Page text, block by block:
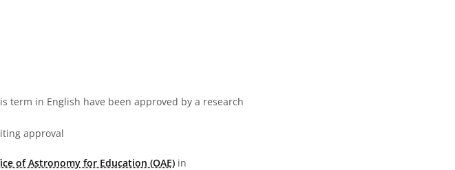
term in English have been approved by a research
approval
of Astronomy for Education (OAE) in